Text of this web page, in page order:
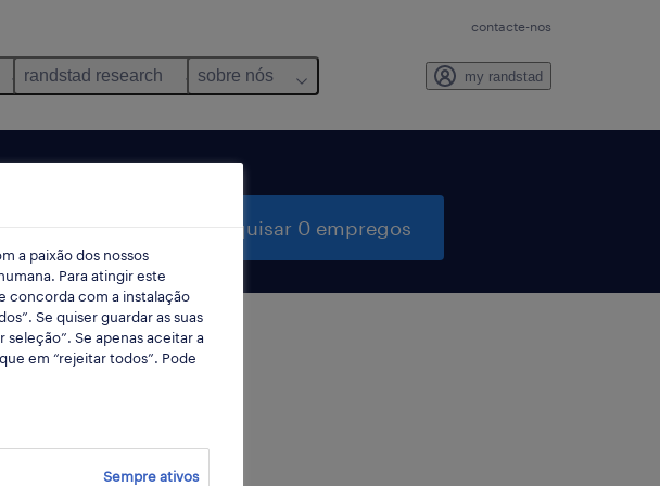
contacte-nos
randstad research sobre nós my randstad
pesquisar 0 empregos
a paixão dos nossos
Para atingir este
concorda com a instalação
Se quiser guardar as suas
Se apenas aceitar a
em “rejeitar todos”. Pode
Sempre ativos